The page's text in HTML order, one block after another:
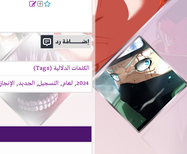
الكلمات الدلالية (Tags)
2024
, لعام, التسجيل, الجديد, الإنجاز